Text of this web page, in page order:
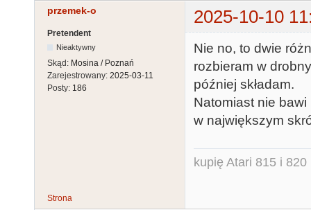
przemek-o 2025-10-10
Pretendent
Nieaktywny
Skąd: Mosina / Poznań
Zarejestrowany: 2025-03-11
Posty: 186
Nie no, to dwie
rozbieram w
później składam.
Natomiast nie bawi
w największym
kupię Atari 815 i 820
Strona